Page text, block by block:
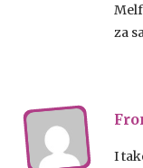
za
I